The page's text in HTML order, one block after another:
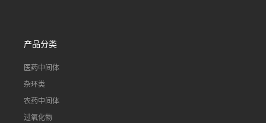
产品分类
医药中间体
杂环类
农药中间体
过氧化物